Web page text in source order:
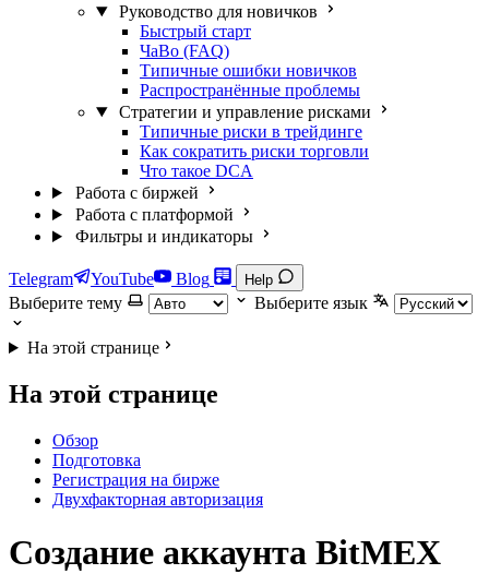
Руководство для новичков
Быстрый старт
ЧаВо (FAQ)
Типичные ошибки новичков
Распространённые проблемы
Стратегии и управление рисками
Типичные риски в трейдинге
Как сократить риски торговли
Что такое DCA
Работа с биржей
Работа с платформой
Фильтры и индикаторы
Telegram YouTube Blog Help
Выберите тему Выберите язык
На этой странице
На этой странице
Обзор
Подготовка
Регистрация на бирже
Двухфакторная авторизация
Создание аккаунта BitMEX